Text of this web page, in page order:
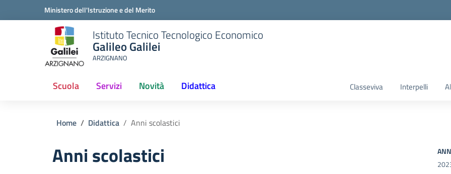
Ministero dell'Istruzione e del Merito
Istituto Tecnico Tecnologico Economico
Galileo Galilei
ARZIGNANO
Scuola Servizi Novità Didattica
(current) Classeviva Interpelli
Home Didattica Anni scolastici
Anni scolastici